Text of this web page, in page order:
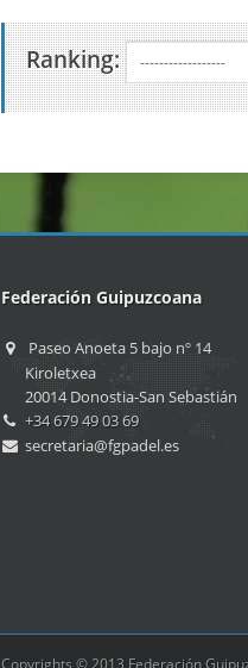
Ranking:
Federación Guipuzcoana
Paseo Anoeta 5 bajo nº 14
Kiroletxea
20014 Donostia-San Sebastián
+34 679 49 03 69
secretaria@fgpadel.es
Copyrights © 2013 Federación